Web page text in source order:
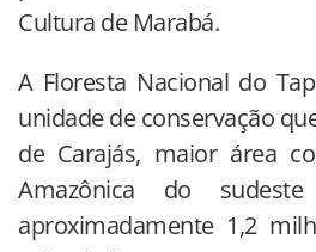
Cultura de Marabá.
A Floresta Nacional do
unidade de conservação
de Carajás, maior área
Amazônica do
aproximadamente 1,2